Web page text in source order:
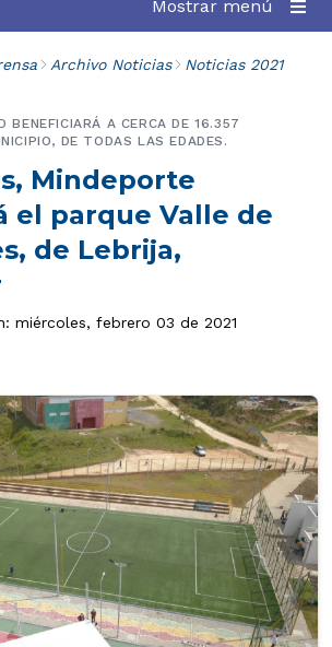
Mostrar menú
Archivo Noticias Noticias 2021
Mindeporte
el parque Valle de
de Lebrija,
BENEFICIARÁ A CERCA DE 16.357
DE TODAS LAS EDADES.
miércoles, febrero 03 de 2021